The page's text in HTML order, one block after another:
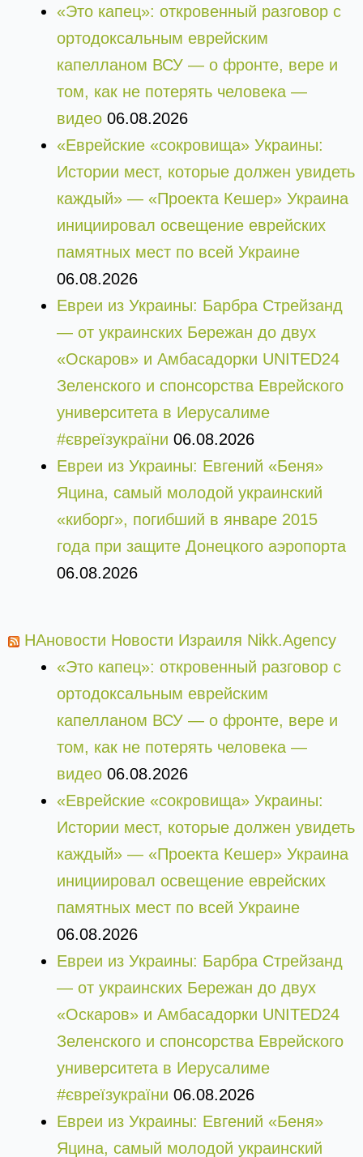
«Это капец»: откровенный разговор с
ортодоксальным еврейским
капелланом ВСУ — о фронте, вере и
том, как не потерять человека —
видео 06.08.2026
«Еврейские «сокровища» Украины:
Истории мест, которые должен увидеть
каждый» — «Проекта Кешер» Украина
инициировал освещение еврейских
памятных мест по всей Украине
06.08.2026
Евреи из Украины: Барбра Стрейзанд
— от украинских Бережан до двух
«Оскаров» и Амбасадорки UNITED24
Зеленского и спонсорства Еврейского
университета в Иерусалиме
#євреїзукраїни 06.08.2026
Евреи из Украины: Евгений «Беня»
Яцина, самый молодой украинский
«киборг», погибший в январе 2015
года при защите Донецкого аэропорта
06.08.2026
НАновости Новости Израиля Nikk.Agency
«Это капец»: откровенный разговор с
ортодоксальным еврейским
капелланом ВСУ — о фронте, вере и
том, как не потерять человека —
видео 06.08.2026
«Еврейские «сокровища» Украины:
Истории мест, которые должен увидеть
каждый» — «Проекта Кешер» Украина
инициировал освещение еврейских
памятных мест по всей Украине
06.08.2026
Евреи из Украины: Барбра Стрейзанд
— от украинских Бережан до двух
«Оскаров» и Амбасадорки UNITED24
Зеленского и спонсорства Еврейского
университета в Иерусалиме
#євреїзукраїни 06.08.2026
Евреи из Украины: Евгений «Беня»
Яцина, самый молодой украинский